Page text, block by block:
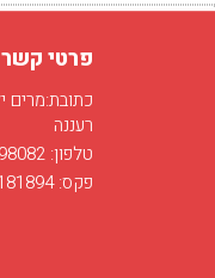
פרטי קשר
רעננה
טלפון: 054-4498082
פקס: 0773181894